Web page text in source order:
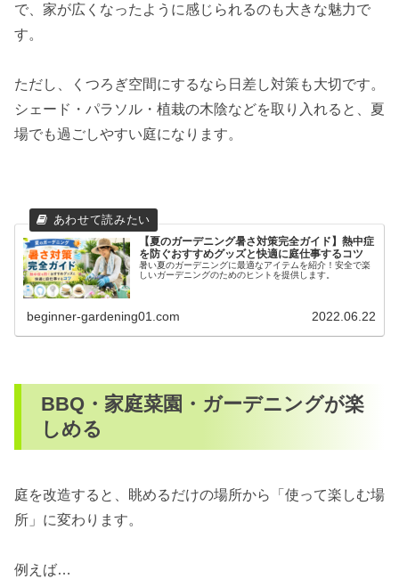
で、家が広くなったように感じられるのも大きな魅力で
す。
ただし、くつろぎ空間にするなら日差し対策も大切です。
シェード・パラソル・植栽の木陰などを取り入れると、夏
場でも過ごしやすい庭になります。
【夏のガーデニング暑さ対策完全ガイド】熱中症
を防ぐおすすめグッズと快適に庭仕事するコツ
暑い夏のガーデニングに最適なアイテムを紹介！安全で楽
しいガーデニングのためのヒントを提供します。
beginner-gardening01.com 2022.06.22
BBQ・家庭菜園・ガーデニングが楽
しめる
庭を改造すると、眺めるだけの場所から「使って楽しむ場
所」に変わります。
例えば…